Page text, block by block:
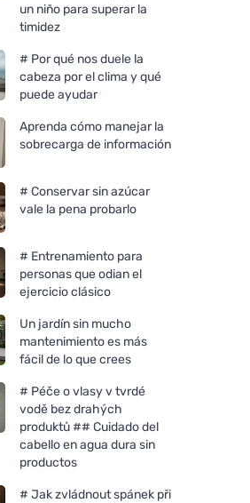
un niño para superar la
timidez
# Por qué nos duele la
cabeza por el clima y qué
puede ayudar
Aprenda cómo manejar la
sobrecarga de información
# Conservar sin azúcar
vale la pena probarlo
# Entrenamiento para
personas que odian el
ejercicio clásico
Un jardín sin mucho
mantenimiento es más
fácil de lo que crees
# Péče o vlasy v tvrdé
vodě bez drahých
produktů ## Cuidado del
cabello en agua dura sin
productos
# Jak zvládnout spánek při